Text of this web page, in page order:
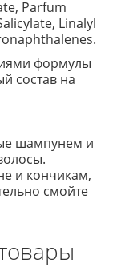
Parfum
Linalyl
формулы
состав на
шампунем и
и кончикам,
смойте